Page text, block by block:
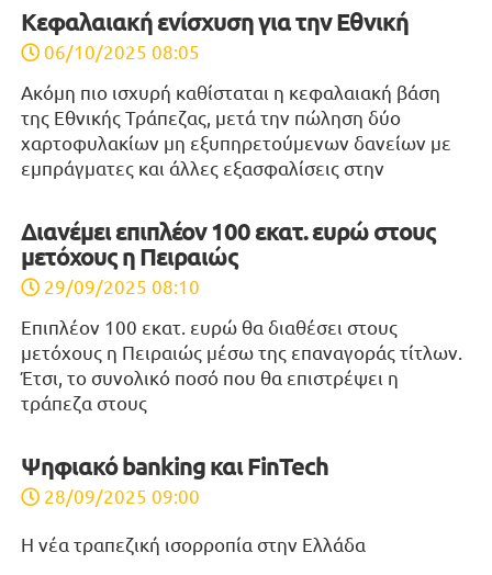
Κεφαλαιακή ενίσχυση για την Εθνική
06/10/2025 08:05
Ακόμη πιο ισχυρή καθίσταται η κεφαλαιακή βάση
της Εθνικής Τράπεζας, μετά την πώληση δύο
χαρτοφυλακίων μη εξυπηρετούμενων δανείων με
εμπράγματες και άλλες εξασφαλίσεις στην
Διανέμει επιπλέον 100 εκατ. ευρώ στους
μετόχους η Πειραιώς
29/09/2025 08:10
Επιπλέον 100 εκατ. ευρώ θα διαθέσει στους
μετόχους η Πειραιώς μέσω της επαναγοράς τίτλων.
Έτσι, το συνολικό ποσό που θα επιστρέψει η
τράπεζα στους
Ψηφιακό banking και FinTech
28/09/2025 09:00
H νέα τραπεζική ισορροπία στην Ελλάδα